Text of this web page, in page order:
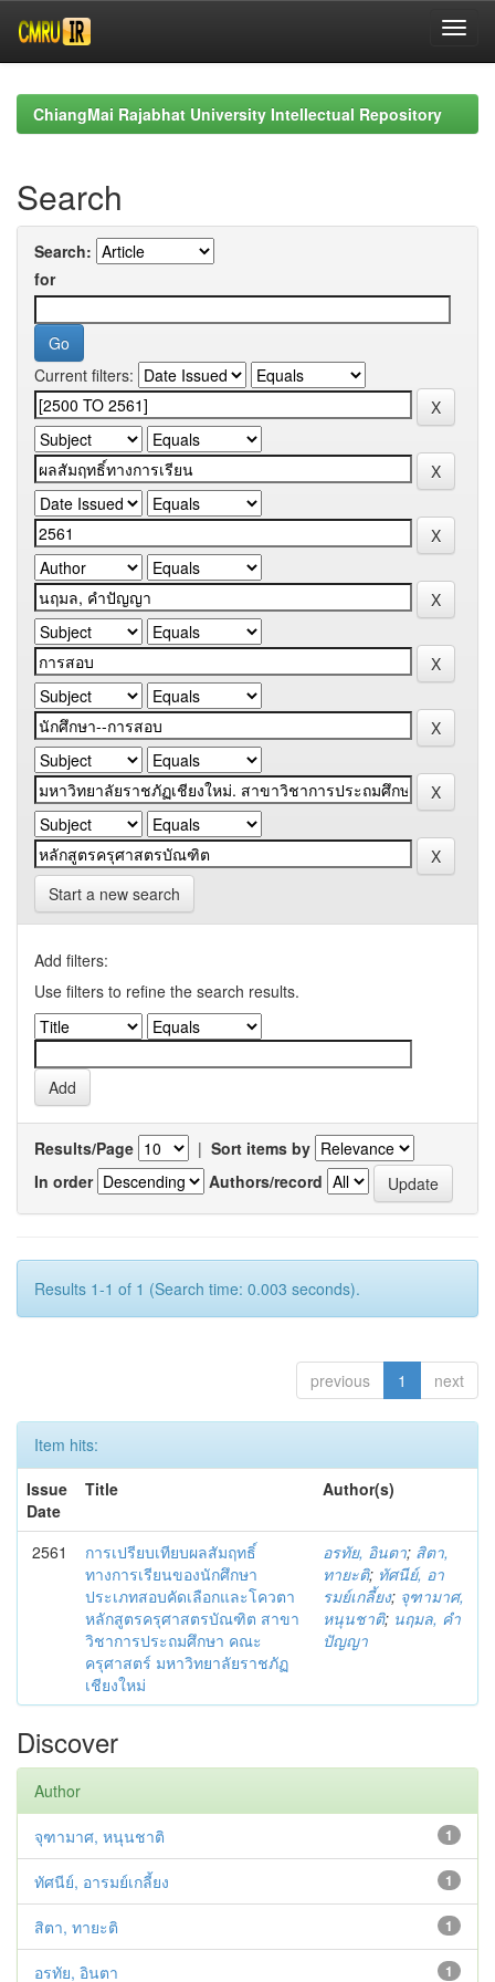
navigationChiangMai Rajabhat University Intellectual Repository
Search
Search:
for
Current filters:
Start a new search
Add filters:
Use filters to refine the search results.
Results/Page | Sort items by
In order
Authors/record
Results 1-1 of 1 (Search time: 0.003 seconds).
previous 1 next
Item hits:
Issue
Date
Title Author(s)
2561
การเปรียบเทียบผลสัมฤทธิ์
ทางการเรียนของนักศึกษา
ประเภทสอบคัดเลือกและโควตา
หลักสูตรครุศาสตรบัณฑิต สาขา
วิชาการประถมศึกษา คณะ
ครุศาสตร์ มหาวิทยาลัยราชภัฏ
เชียงใหม่
อรทัย, อินตา; สิตา,
ทายะติ; ทัศนีย์, อา
รมย์เกลี้ยง; จุฑามาศ,
หนุนชาติ; นฤมล, คำ
ปัญญา
Discover
Author
1
จุฑามาศ, หนุนชาติ
1
ทัศนีย์, อารมย์เกลี้ยง
1
สิตา, ทายะติ
1
อรทัย, อินตา